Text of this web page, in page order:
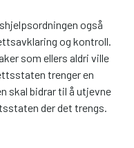
også
og kontroll.
som ellers aldri ville
trenger en
skal bidrar til å utjevne
der det trengs.